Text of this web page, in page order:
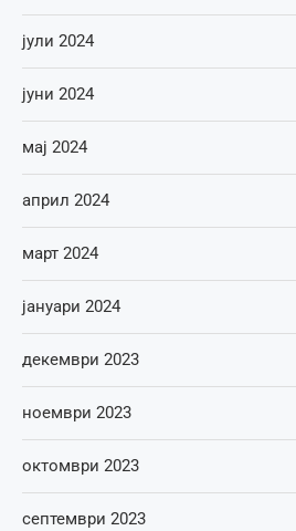
јули 2024
јуни 2024
мај 2024
април 2024
март 2024
јануари 2024
декември 2023
ноември 2023
октомври 2023
септември 2023